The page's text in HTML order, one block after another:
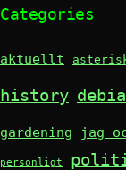
Categories
aktuellt
history
gardening jag
personligt